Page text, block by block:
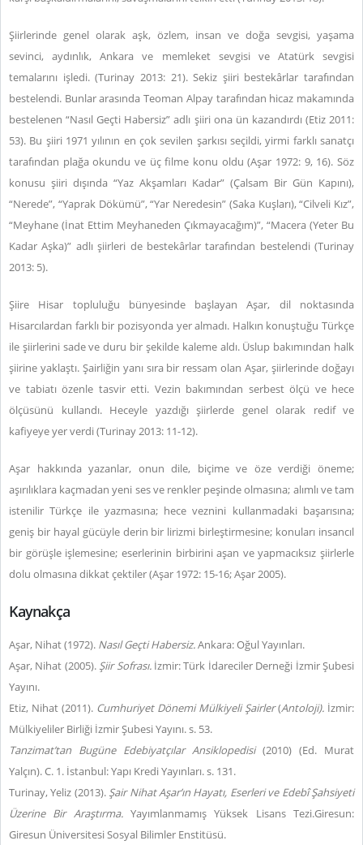
Şiirlerinde genel olarak aşk, özlem, insan ve doğa sevgisi, yaşama
sevinci, aydınlık, Ankara ve memleket sevgisi ve Atatürk sevgisi
temalarını işledi. (Turinay 2013: 21). Sekiz şiiri bestekârlar tarafından
bestelendi. Bunlar arasında Teoman Alpay tarafından hicaz makamında
bestelenen “Nasıl Geçti Habersiz” adlı şiiri ona ün kazandırdı (Etiz 2011:
53). Bu şiiri 1971 yılının en çok sevilen şarkısı seçildi, yirmi farklı sanatçı
tarafından plağa okundu ve üç filme konu oldu (Aşar 1972: 9, 16). Söz
konusu şiiri dışında “Yaz Akşamları Kadar” (Çalsam Bir Gün Kapını),
“Nerede”, “Yaprak Dökümü”, “Yar Neredesin” (Saka Kuşları), “Cilveli Kız”,
“Meyhane (İnat Ettim Meyhaneden Çıkmayacağım)”, “Macera (Yeter Bu
Kadar Aşka)” adlı şiirleri de bestekârlar tarafından bestelendi (Turinay
2013: 5).
Şiire Hisar topluluğu bünyesinde başlayan Aşar, dil noktasında
Hisarcılardan farklı bir pozisyonda yer almadı. Halkın konuştuğu Türkçe
ile şiirlerini sade ve duru bir şekilde kaleme aldı. Üslup bakımından halk
şiirine yaklaştı. Şairliğin yanı sıra bir ressam olan Aşar, şiirlerinde doğayı
ve tabiatı özenle tasvir etti. Vezin bakımından serbest ölçü ve hece
ölçüsünü kullandı. Heceyle yazdığı şiirlerde genel olarak redif ve
kafiyeye yer verdi (Turinay 2013: 11-12).
Aşar hakkında yazanlar, onun dile, biçime ve öze verdiği öneme;
aşırılıklara kaçmadan yeni ses ve renkler peşinde olmasına; alımlı ve tam
istenilir Türkçe ile yazmasına; hece veznini kullanmadaki başarısına;
geniş bir hayal gücüyle derin bir lirizmi birleştirmesine; konuları insancıl
bir görüşle işlemesine; eserlerinin birbirini aşan ve yapmacıksız şiirlerle
dolu olmasına dikkat çektiler (Aşar 1972: 15-16; Aşar 2005).
Kaynakça
Aşar, Nihat (1972). Nasıl Geçti Habersiz.Ankara: Oğul Yayınları.
Aşar, Nihat (2005). Şiir Sofrası.İzmir: Türk İdareciler Derneği İzmir Şubesi
Yayını.
Etiz, Nihat (2011). Cumhuriyet Dönemi Mülkiyeli Şairler(Antoloji). İzmir:
Mülkiyeliler Birliği İzmir Şubesi Yayını. s. 53.
Tanzimat’tan Bugüne Edebiyatçılar Ansiklopedisi (2010) (Ed. Murat
Yalçın). C. 1. İstanbul: Yapı Kredi Yayınları. s. 131.
Turinay, Yeliz (2013). Şair Nihat Aşar’ın Hayatı, Eserleri ve Edebî Şahsiyeti
Üzerine Bir Araştırma. Yayımlanmamış Yüksek Lisans Tezi.Giresun:
Giresun Üniversitesi Sosyal Bilimler Enstitüsü.